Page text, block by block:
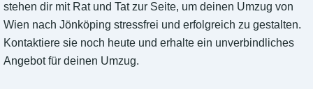
stehen dir mit Rat und Tat zur Seite, um deinen Umzug von
Wien nach Jönköping stressfrei und erfolgreich zu gestalten.
Kontaktiere sie noch heute und erhalte ein unverbindliches
Angebot für deinen Umzug.